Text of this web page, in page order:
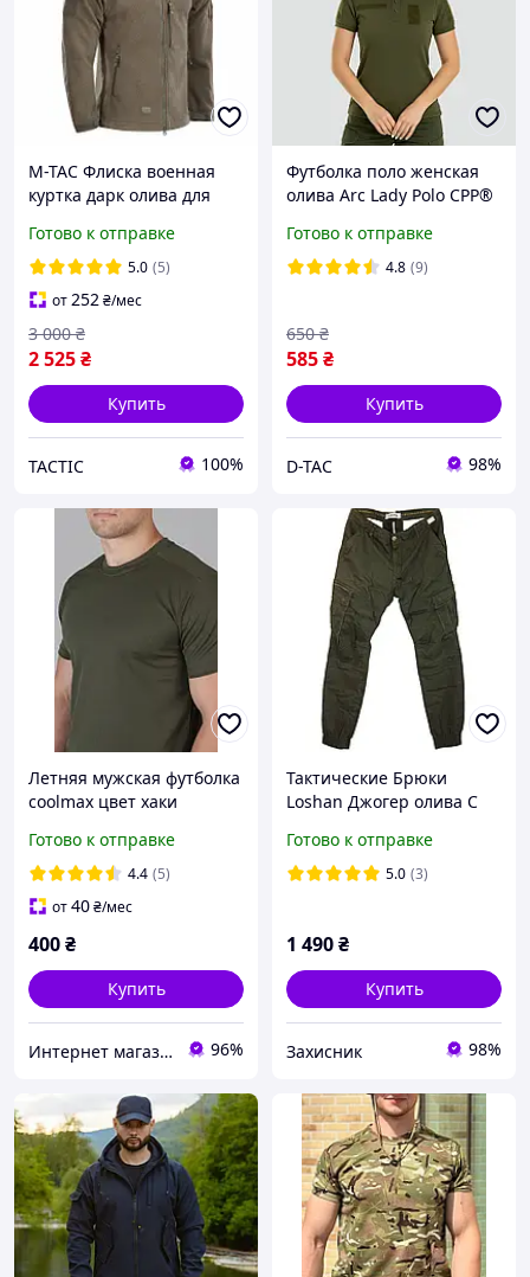
М-ТАС Флиска военная
куртка дарк олива для
GEN.II
Готово к отправке
5.0 (5)
от252₴/мес
2 525₴
3 000 ₴
Купить
TACTIC 100%
Футболка поло женская
олива Arc Lady Polo CPP®
Готово к отправке
4.8 (9)
585₴
650 ₴
Купить
D-TAC 98%
Летняя мужская футболка
coolmax цвет хаки
Готово к отправке
4.4 (5)
от40₴/мес
400₴
Купить
Интернет магазин NickMarket 96%
Тактические Брюки
Loshan Джогер олива С
ткань
Готово к отправке
5.0 (3)
1 490₴
Купить
Захисник 98%